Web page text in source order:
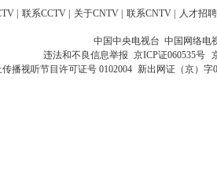
联系CCTV 关于CNTV 联系CNTV 人才招聘
中国中央电视台 中国网络电
违法和不良信息举报 京ICP证060535号
传播视听节目许可证号 0102004 新出网证（京）